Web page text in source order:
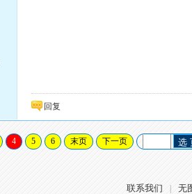
回复
4 5 6 末页 下一页 选
联系我们 无